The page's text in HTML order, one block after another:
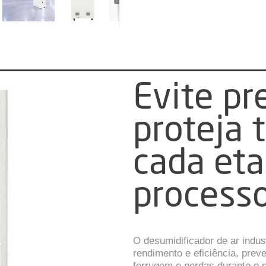
Evite
proteja
cada
O desumidificador de ar
rendimento e eficiência,